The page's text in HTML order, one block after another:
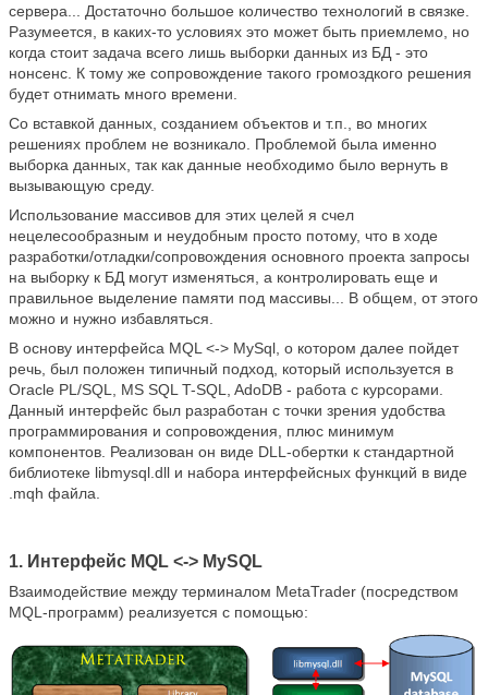
сервера... Достаточно большое количество технологий в связке.
Разумеется, в каких-то условиях это может быть приемлемо, но
когда стоит задача всего лишь выборки данных из БД - это
нонсенс. К тому же сопровождение такого громоздкого решения
будет отнимать много времени.
Со вставкой данных, созданием объектов и т.п., во многих
решениях проблем не возникало. Проблемой была именно
выборка данных, так как данные необходимо было вернуть в
вызывающую среду.
Использование массивов для этих целей я счел
нецелесообразным и неудобным просто потому, что в ходе
разработки/отладки/сопровождения основного проекта запросы
на выборку к БД могут изменяться, а контролировать еще и
правильное выделение памяти под массивы... В общем, от этого
можно и нужно избавляться.
В основу интерфейса MQL <-> MySql, о котором далее пойдет
речь, был положен типичный подход, который используется в
Oracle PL/SQL, MS SQL T-SQL, AdoDB - работа с курсорами.
Данный интерфейс был разработан с точки зрения удобства
программирования и сопровождения, плюс минимум
компонентов. Реализован он виде DLL-обертки к стандартной
библиотеке libmysql.dll и набора интерфейсных функций в виде
.mqh файла.
1. Интерфейс MQL <-> MySQL
Взаимодействие между терминалом MetaTrader (посредством
MQL-программ) реализуется с помощью: